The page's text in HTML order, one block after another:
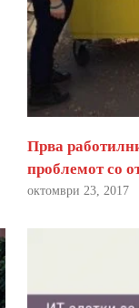
Прва
проблемот со
октомври 23, 2017